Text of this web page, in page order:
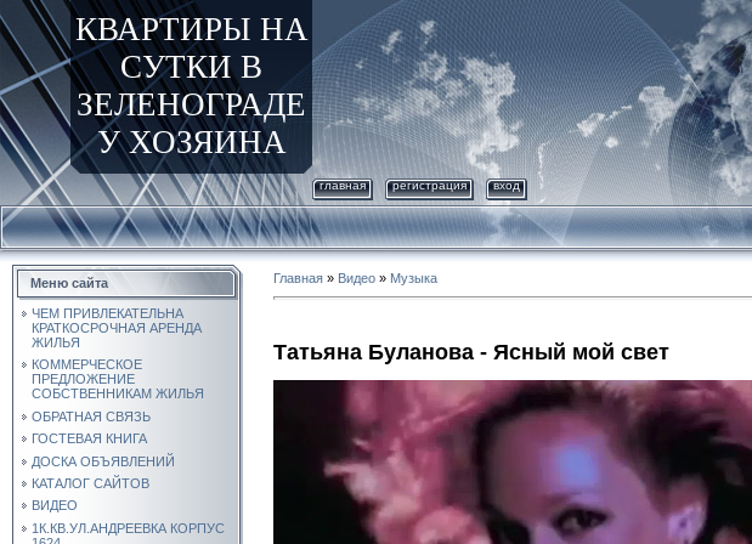
КВАРТИРЫ НА
СУТКИ В
ЗЕЛЕНОГРАДЕ
У ХОЗЯИНА
главная регистрация вход
Меню сайта
ЧЕМ ПРИВЛЕКАТЕЛЬНА
КРАТКОСРОЧНАЯ АРЕНДА
ЖИЛЬЯ
КОММЕРЧЕСКОЕ
ПРЕДЛОЖЕНИЕ
СОБСТВЕННИКАМ ЖИЛЬЯ
ОБРАТНАЯ СВЯЗЬ
ГОСТЕВАЯ КНИГА
ДОСКА ОБЪЯВЛЕНИЙ
КАТАЛОГ САЙТОВ
ВИДЕО
1К.КВ.УЛ.АНДРЕЕВКА КОРПУС
Главная » Видео » Музыка
Татьяна Буланова - Ясный мой свет